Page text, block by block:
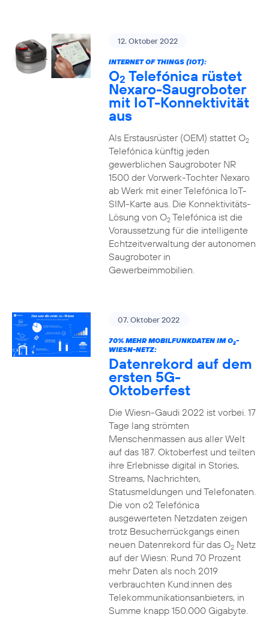
12. Oktober 2022
INTERNET OF THINGS (IOT):
O2 Telefónica rüstet
Nexaro-Saugroboter
mit IoT-Konnektivität
aus
Als Erstausrüster (OEM) stattet O2
Telefónica künftig jeden
gewerblichen Saugroboter NR
1500 der Vorwerk-Tochter Nexaro
ab Werk mit einer Telefónica IoT-
SIM-Karte aus. Die Konnektivitäts-
Lösung von O2Telefónica ist die
Voraussetzung für die intelligente
Echtzeitverwaltung der autonomen
Saugroboter in
Gewerbeimmobilien.
07. Oktober 2022
70% MEHR MOBILFUNKDATEN IM O2-
WIESN-NETZ:
Datenrekord auf dem
ersten 5G-
Oktoberfest
Die Wiesn-Gaudi 2022 ist vorbei. 17
Tage lang strömten
Menschenmassen aus aller Welt
auf das 187. Oktoberfest und teilten
ihre Erlebnisse digital in Stories,
Streams, Nachrichten,
Statusmeldungen und Telefonaten.
Die von o2 Telefónica
ausgewerteten Netzdaten zeigen
trotz Besucherrückgangs einen
neuen Datenrekord für das O2Netz
auf der Wiesn: Rund 70 Prozent
mehr Daten als noch 2019
verbrauchten Kund:innen des
Telekommunikationsanbieters, in
Summe knapp 150.000 Gigabyte.